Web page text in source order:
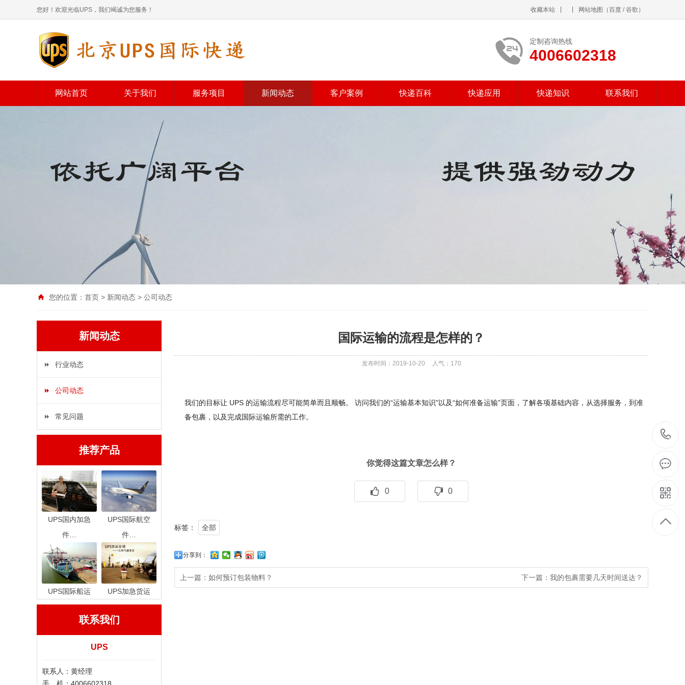
您好！欢迎光临UPS，我们竭诚为您服务！ 收藏本站 网站地图 （百度 /谷歌 ）
定制咨询热线
4006602318
网站首页 关于我们 服务项目 新闻动态 客户案例 快递百科 快递应用 快递知识 联系我们
您的位置： 首页 > 新闻动态 > 公司动态
新闻动态
行业动态
公司动态
常见问题
推荐产品
UPS国内加急
件…
UPS国际航空
件…
UPS国际船运 UPS加急货运
联系我们
UPS
联系人：黄经理
国际运输的流程是怎样的？
发布时间：2019-10-20 人气： 170
我们的目标让 UPS 的运输流程尽可能简单而且顺畅。 访问我们的“运输基本知识”以及“如何准备运输”页面，了解各项基础内容，从选择服务，到准
备包裹，以及完成国际运输所需的工作。
你觉得这篇文章怎么样？
0 0
标签： 全部
分享到：
上一篇： 如何预订包装物料？ 下一篇： 我的包裹需要几天时间送达？